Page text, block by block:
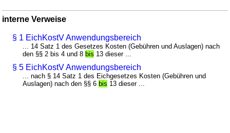
interne Verweise
§ 1 EichKostV Anwendungsbereich
... 14 Satz 1 des Gesetzes Kosten (Gebühren und Auslagen) nach
den §§ 2 bis 4 und 8 bis 13 dieser ...
§ 5 EichKostV Anwendungsbereich
... nach § 14 Satz 1 des Eichgesetzes Kosten (Gebühren und
Auslagen) nach den §§ 6 bis 13 dieser ...